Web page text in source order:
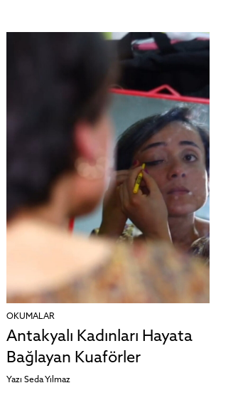
OKUMALAR
Antakyalı Kadınları Hayata
Bağlayan Kuaförler
Yazı Seda Yılmaz